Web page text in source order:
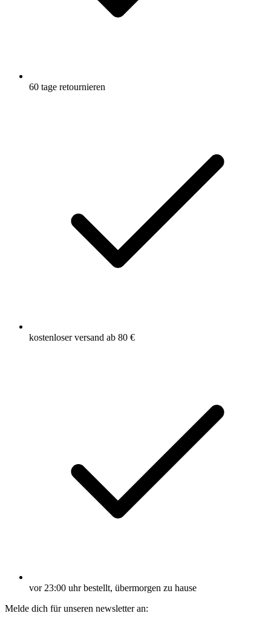
60 tage retournieren
kostenloser versand ab 80 €
vor 23:00 uhr bestellt, übermorgen zu hause
Melde dich für unseren newsletter an: